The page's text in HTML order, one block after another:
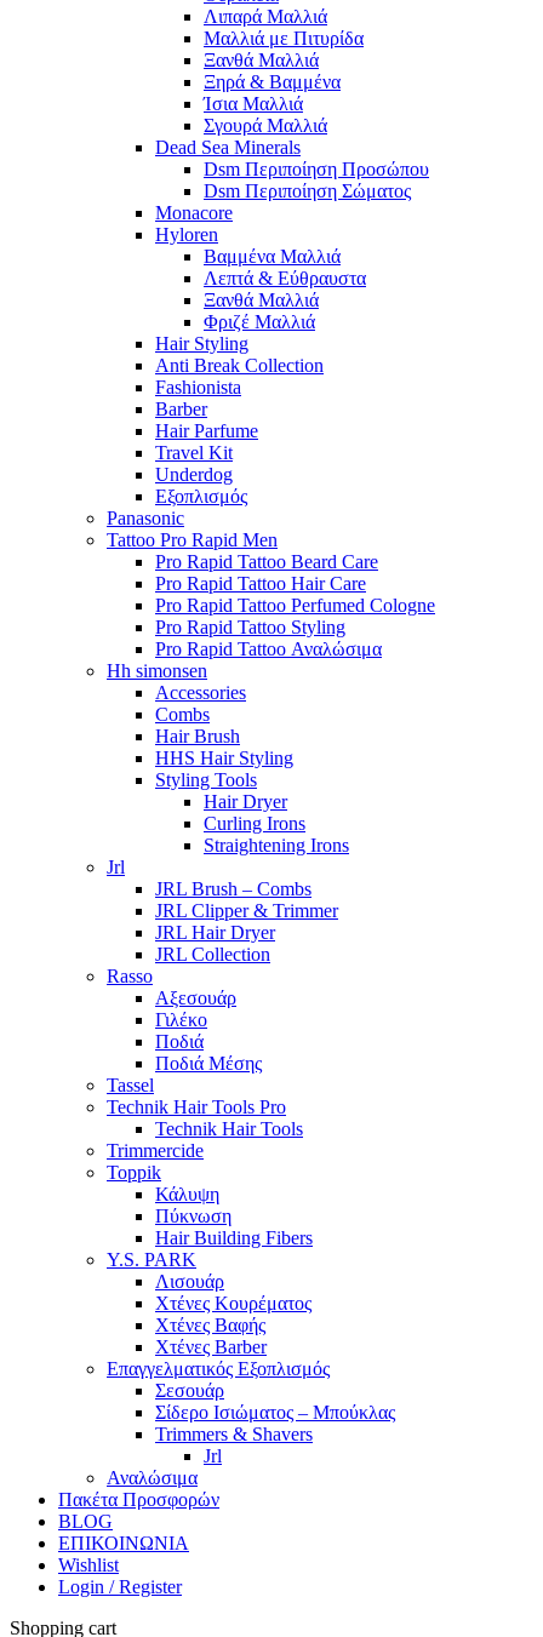
Λιπαρά Μαλλιά
Μαλλιά με Πιτυρίδα
Ξανθά Μαλλιά
Ξηρά & Βαμμένα
Ίσια Μαλλιά
Σγουρά Μαλλιά
Dead Sea Minerals
Dsm Περιποίηση Προσώπου
Dsm Περιποίηση Σώματος
Monacore
Hyloren
Βαμμένα Μαλλιά
Λεπτά & Εύθραυστα
Ξανθά Μαλλιά
Φριζέ Μαλλιά
Hair Styling
Anti Break Collection
Fashionista
Barber
Hair Parfume
Travel Kit
Underdog
Εξοπλισμός
Panasonic
Tattoo Pro Rapid Men
Pro Rapid Tattoo Beard Care
Pro Rapid Tattoo Hair Care
Pro Rapid Tattoo Perfumed Cologne
Pro Rapid Tattoo Styling
Pro Rapid Tattoo Αναλώσιμα
Hh simonsen
Accessories
Combs
Hair Brush
HHS Hair Styling
Styling Tools
Hair Dryer
Curling Irons
Straightening Irons
Jrl
JRL Brush – Combs
JRL Clipper & Trimmer
JRL Hair Dryer
JRL Collection
Rasso
Αξεσουάρ
Γιλέκο
Ποδιά
Ποδιά Μέσης
Tassel
Technik Hair Tools Pro
Technik Hair Tools
Trimmercide
Toppik
Κάλυψη
Πύκνωση
Hair Building Fibers
Y.S. PARK
Λισουάρ
Χτένες Κουρέματος
Χτένες Βαφής
Χτένες Barber
Επαγγελματικός Εξοπλισμός
Σεσουάρ
Σίδερο Ισιώματος – Μπούκλας
Trimmers & Shavers
Jrl
Αναλώσιμα
Πακέτα Προσφορών
BLOG
ΕΠΙΚΟΙΝΩΝΙΑ
Wishlist
Login / Register
Shopping cart